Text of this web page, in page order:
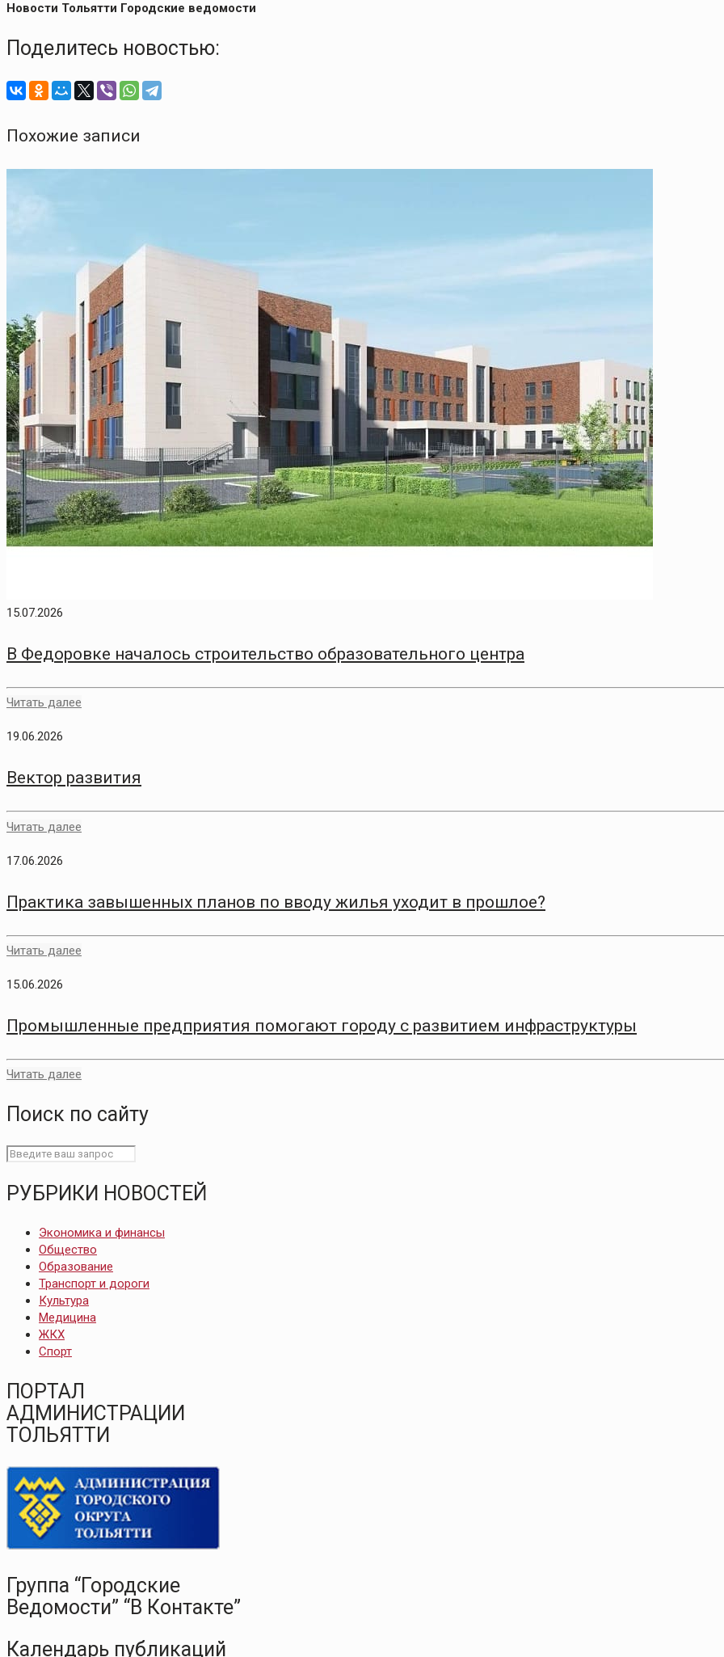
Новости Тольятти Городские ведомости
Поделитесь новостью:
Похожие записи
15.07.2026
В Федоровке началось строительство образовательного центра
Читать далее
19.06.2026
Вектор развития
Читать далее
17.06.2026
Практика завышенных планов по вводу жилья уходит в прошлое?
Читать далее
15.06.2026
Промышленные предприятия помогают городу с развитием инфраструктуры
Читать далее
Поиск по сайту
РУБРИКИ НОВОСТЕЙ
Экономика и финансы
Общество
Образование
Транспорт и дороги
Культура
Медицина
ЖКХ
Спорт
ПОРТАЛ
АДМИНИСТРАЦИИ
ТОЛЬЯТТИ
Группа “Городские
Ведомости” “В Контакте”
Календарь публикаций